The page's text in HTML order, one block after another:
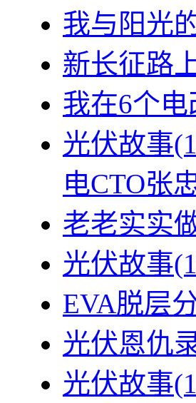
我与阳光
新长征路
我在6个
光伏故事
电CTO张
老老实实
光伏故事
EVA脱层
光伏恩仇
光伏故事